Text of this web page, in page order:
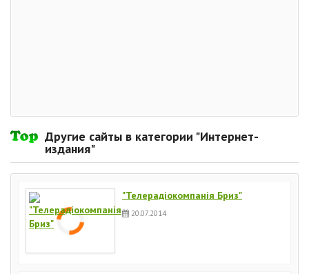
Другие сайты в категории "Интернет-
издания"
"Телерадіокомпанія Бриз"
20.07.2014